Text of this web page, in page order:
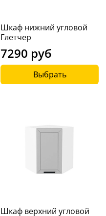
Шкаф нижний угловой
Глетчер
7290 руб
Выбрать
Шкаф верхний угловой